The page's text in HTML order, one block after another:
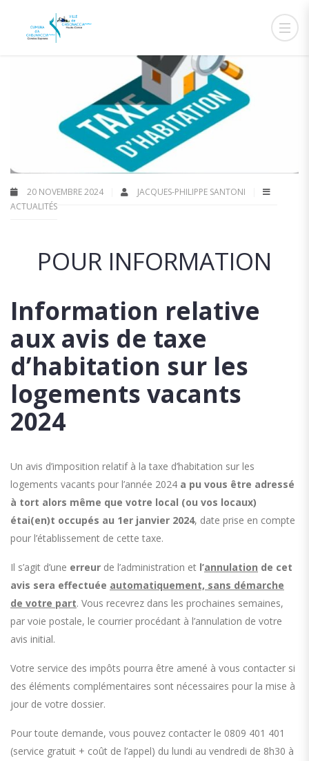
20 NOVEMBRE 2024
JACQUES-PHILIPPE SANTONI
ACTUALITÉS
POUR INFORMATION
Information relative
aux avis de taxe
d’habitation sur les
logements vacants
2024
Un avis d’imposition relatif à la taxe d’habitation sur les
logements vacants pour l’année 2024 a pu vous être adressé
à tort alors même que votre local (ou vos locaux)
étai(en)t occupés au 1er janvier 2024, date prise en compte
pour l’établissement de cette taxe.
Il s’agit d’une erreur de l’administration et l’annulation de cet
avis sera effectuée automatiquement, sans démarche
de votre part. Vous recevrez dans les prochaines semaines,
par voie postale, le courrier procédant à l’annulation de votre
avis initial.
Votre service des impôts pourra être amené à vous contacter si
des éléments complémentaires sont nécessaires pour la mise à
jour de votre dossier.
Pour toute demande, vous pouvez contacter le 0809 401 401
(service gratuit + coût de l’appel) du lundi au vendredi de 8h30 à